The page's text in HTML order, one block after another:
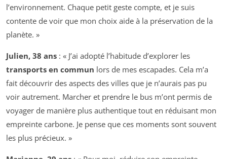
l’environnement. Chaque petit geste compte, et je suis
contente de voir que mon choix aide à la préservation de la
planète. »
Julien, 38 ans : « J’ai adopté l’habitude d’explorer les
transports en commun lors de mes escapades. Cela m’a
fait découvrir des aspects des villes que je n’aurais pas pu
voir autrement. Marcher et prendre le bus m’ont permis de
voyager de manière plus authentique tout en réduisant mon
empreinte carbone. Je pense que ces moments sont souvent
les plus précieux. »